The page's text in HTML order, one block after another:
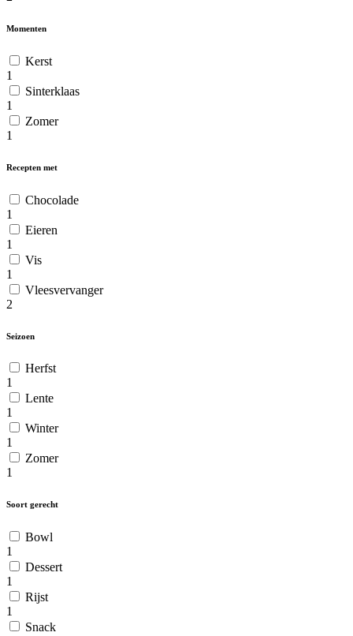
Momenten
Kerst
1
Sinterklaas
1
Zomer
1
Recepten met
Chocolade
1
Eieren
1
Vis
1
Vleesvervanger
2
Seizoen
Herfst
1
Lente
1
Winter
1
Zomer
1
Soort gerecht
Bowl
1
Dessert
1
Rijst
1
Snack